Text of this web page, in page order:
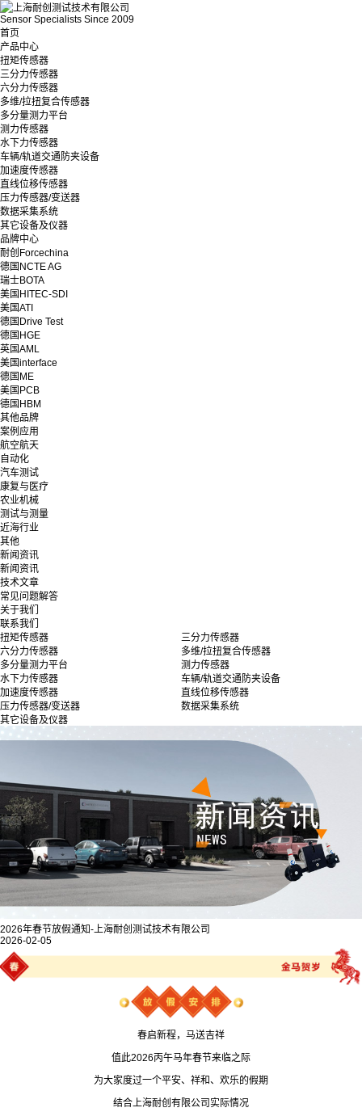
Sensor Specialists Since 2009
首页
产品中心
扭矩传感器
三分力传感器
六分力传感器
多维/拉扭复合传感器
多分量测力平台
测力传感器
水下力传感器
车辆/轨道交通防夹设备
加速度传感器
直线位移传感器
压力传感器/变送器
数据采集系统
其它设备及仪器
品牌中心
耐创Forcechina
德国NCTE AG
瑞士BOTA
美国HITEC-SDI
美国ATI
德国Drive Test
德国HGE
英国AML
美国interface
德国ME
美国PCB
德国HBM
其他品牌
案例应用
航空航天
自动化
汽车测试
康复与医疗
农业机械
测试与测量
近海行业
其他
新闻资讯
新闻资讯
技术文章
常见问题解答
关于我们
联系我们
扭矩传感器
三分力传感器
六分力传感器
多维/拉扭复合传感器
多分量测力平台
测力传感器
水下力传感器
车辆/轨道交通防夹设备
加速度传感器
直线位移传感器
压力传感器/变送器
数据采集系统
其它设备及仪器
2026年春节放假通知-上海耐创测试技术有限公司
2026-02-05
春启新程，马送吉祥
值此2026丙午马年春节来临之际
为大家度过一个平安、祥和、欢乐的假期
结合上海耐创有限公司实际情况